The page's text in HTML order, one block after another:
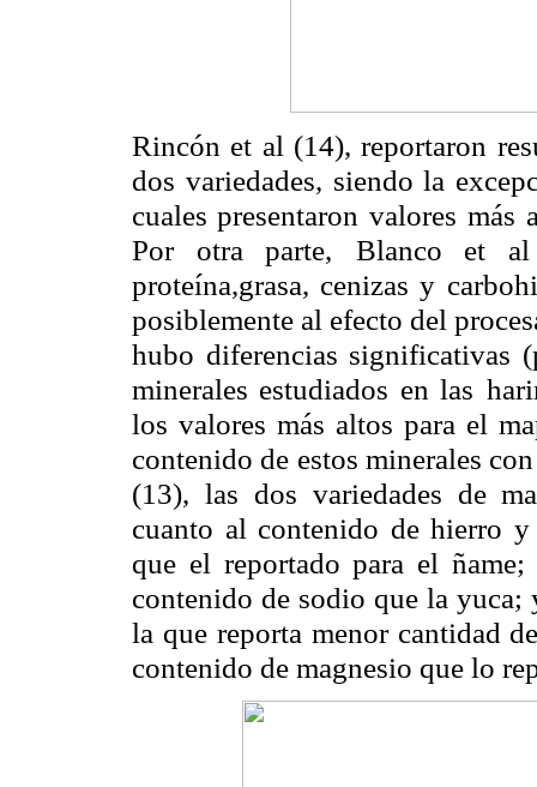
Rincón et al (14), reportaron
dos variedades, siendo la
cuales presentaron valores más
Por otra parte,
Blanco et al
proteína,grasa, cenizas y
posiblemente al efecto del
hubo diferencias significativas
minerales estudiados en las
los valores más altos para el
contenido de estos minerales
(13), las dos variedades de
cuanto al contenido de hierro y
que el reportado para el ñame;
contenido de sodio que la yuca;
la que reporta menor cantidad
contenido de magnesio que lo